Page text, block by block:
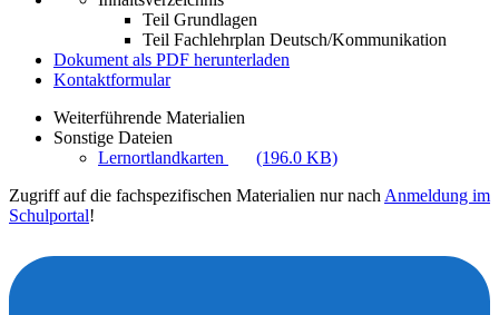
Teil Grundlagen
Teil Fachlehrplan Deutsch/Kommunikation
Dokument als PDF herunterladen
Kontaktformular
Weiterführende Materialien
Sonstige Dateien
Lernortlandkarten
(196.0 KB)
Zugriff auf die fachspezifischen Materialien nur nach Anmeldung im
Schulportal!